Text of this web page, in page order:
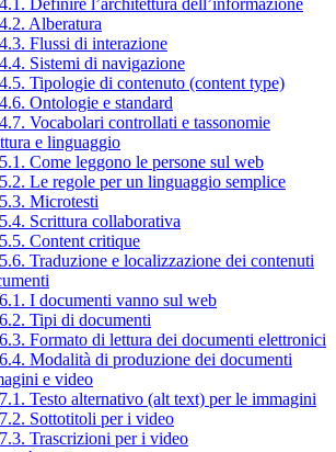
Alberatura
Flussi di interazione
Sistemi di navigazione
Tipologie di contenuto (content type)
Ontologie e standard
Vocabolari controllati e tassonomie
e linguaggio
Come leggono le persone sul web
Le regole per un linguaggio semplice
Microtesti
Scrittura collaborativa
Content critique
Traduzione e localizzazione dei contenuti
I documenti vanno sul web
Tipi di documenti
Formato di lettura dei documenti elettronici
Modalità di produzione dei documenti
e video
Testo alternativo (alt text) per le immagini
Sottotitoli per i video
Trascrizioni per i video